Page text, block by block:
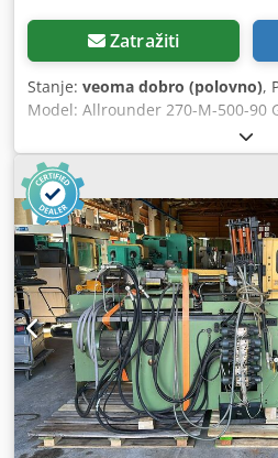
Zatražiti
Stanje: veoma dobro (polovno),
Model: Allrounder 270-M-500-90
Serijski broj: 164822 Sistem
jedinica: Arburg Multronica
ubrizgavanja: vertikalni
Prečnik puža: Ø 20 mm Jedinica
Eitboivef Sila zatvaranja: 500 kN
sistem: sistem za preuzimanje
razdelni žleb / selekcioni žleb
oplata (enclosure)